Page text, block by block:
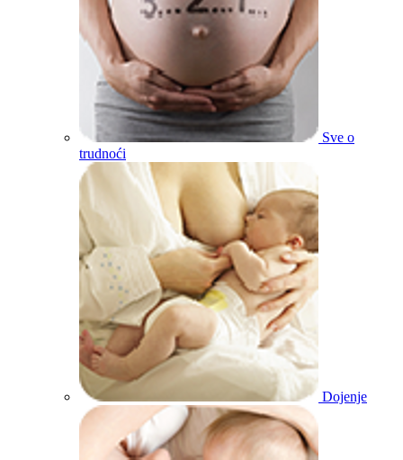
Sve o
trudnoći
Dojenje